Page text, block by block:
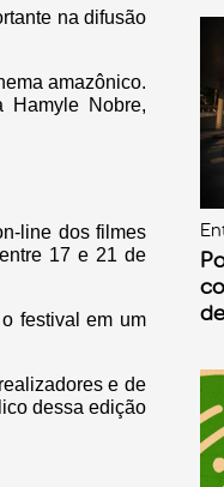
na difusão
amazônico.
Hamyle Nobre,
line dos filmes
17 e 21 de
festival em um
e de
dessa edição